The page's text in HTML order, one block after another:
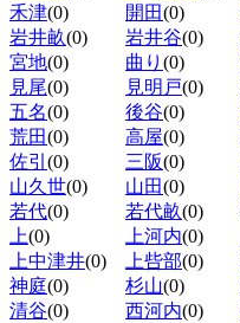
禾津(0) 開田(0)
岩井畝(0) 岩井谷(0)
宮地(0) 曲り (0)
見尾(0) 見明戸(0)
五名(0) 後谷(0)
荒田(0) 高屋(0)
佐引 (0) 三阪(0)
山久世(0) 山田(0)
若代(0) 若代畝(0)
上(0) 上河内(0)
上中津井(0) 上呰部(0)
神庭(0) 杉山(0)
清谷(0) 西河内(0)